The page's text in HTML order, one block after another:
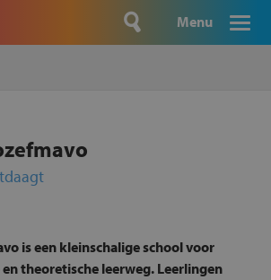
Menu
is een kleinschalige school voor
theoretische leerweg. Leerlingen